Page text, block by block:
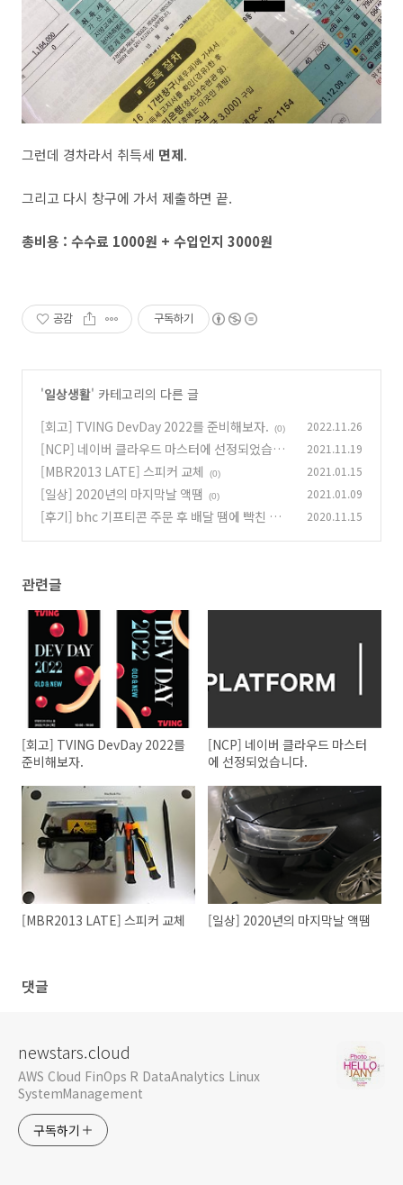
그런데 경차라서 취득세 면제.
그리고 다시 창구에 가서 제출하면 끝.
총비용 : 수수료 1000원 + 수입인지 3000원
공감 구독하기
'일상생활' 카테고리의 다른 글
[회고] TVING DevDay 2022를 준비해보자.
(0) 2022.11.26
[NCP] 네이버 클라우드 마스터에 선정되었습니
다.
(0)
2021.11.19
[MBR2013 LATE] 스피커 교체 (0) 2021.01.15
[일상] 2020년의 마지막날 액땜 (0) 2021.01.09
[후기] bhc 기프티콘 주문 후 배달 땜에 빡친 후
2020.11.15
관련글
[회고] TVING DevDay 2022를
준비해보자.
[NCP] 네이버 클라우드 마스터
에 선정되었습니다.
[MBR2013 LATE] 스피커 교체 [일상] 2020년의 마지막날 액땜
댓글
newstars.cloud
AWS Cloud FinOps R DataAnalytics Linux
SystemManagement
구독하기